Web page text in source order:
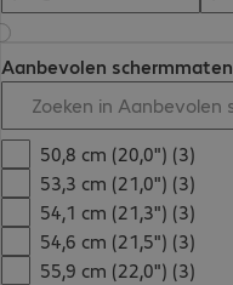
Aanbevolen schermmaten
50,8 cm (20,0") (3)
53,3 cm (21,0") (3)
54,1 cm (21,3") (3)
54,6 cm (21,5") (3)
55,9 cm (22,0") (3)